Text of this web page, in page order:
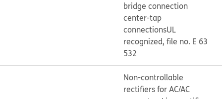
bridge connection
center-tap
connectionsUL
recognized, file no. E 63
532
Non-controllable
rectifiers for AC/AC